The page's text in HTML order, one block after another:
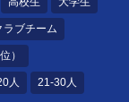
ラブチーム
）
人 21-30人